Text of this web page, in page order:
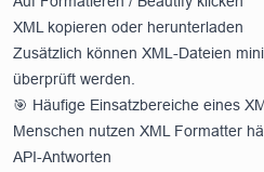
XML kopieren oder herunterladen
Zusätzlich können XML-Dateien
überprüft werden.
🎯 Häufige Einsatzbereiche eines
Menschen nutzen XML Formatter
API-Antworten